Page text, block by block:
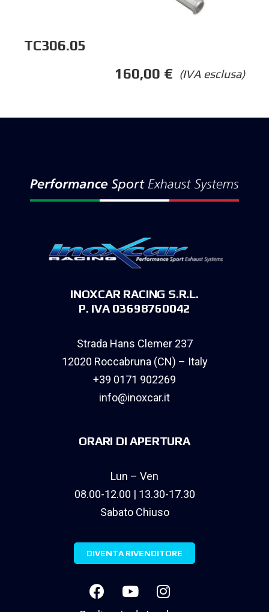
TC306.05
(IVA esclusa)
160,00 €
INOXCAR RACING S.R.L.
P. IVA 03698760042
Strada Hans Clemer 237
12020 Roccabruna (CN) – Italy
+39 0171 902269
info@inoxcar.it
ORARI DI APERTURA
Lun – Ven
08.00-12.00 | 13.30-17.30
Sabato Chiuso
DIVENTA RIVENDITORE